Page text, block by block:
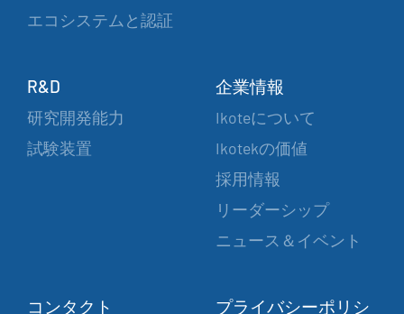
エコシステムと認証
R&D
研究開発能力
試験装置
企業情報
Ikoteについて
Ikotekの価値
採用情報
リーダーシップ
ニュース＆イベント
コンタクト プライバシーポリシ